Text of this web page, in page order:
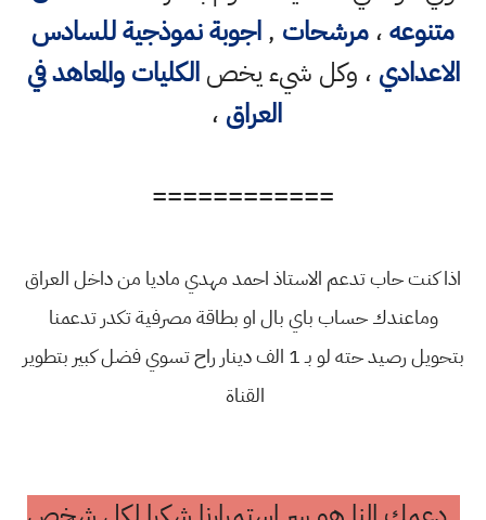
متنوعه،مرشحات ,اجوبة نموذجية للسادس
الاعدادي ، وكل شيء يخصالكليات والمعاهد في
العراق ،
============
اذا كنت حاب تدعم الاستاذ احمد مهدي ماديا من داخل العراق
وماعندك حساب باي بال او بطاقة مصرفية تكدر تدعمنا
بتحويل رصيد حته لو بـ 1 الف دينار راح تسوي فضل كبير بتطوير
القناة